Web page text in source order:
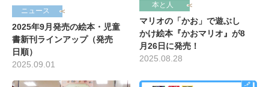
ニュース
2025年9月発売の絵本・児童
書新刊ラインアップ（発売
日順）
2025.09.01
本と人
マリオの「かお」で遊ぶし
かけ絵本『かおマリオ』が8
月26日に発売！
2025.08.28